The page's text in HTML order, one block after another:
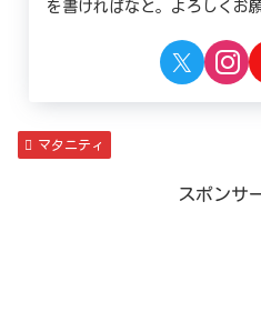
を書ければなと。よろしくお
マタニティ
スポンサ